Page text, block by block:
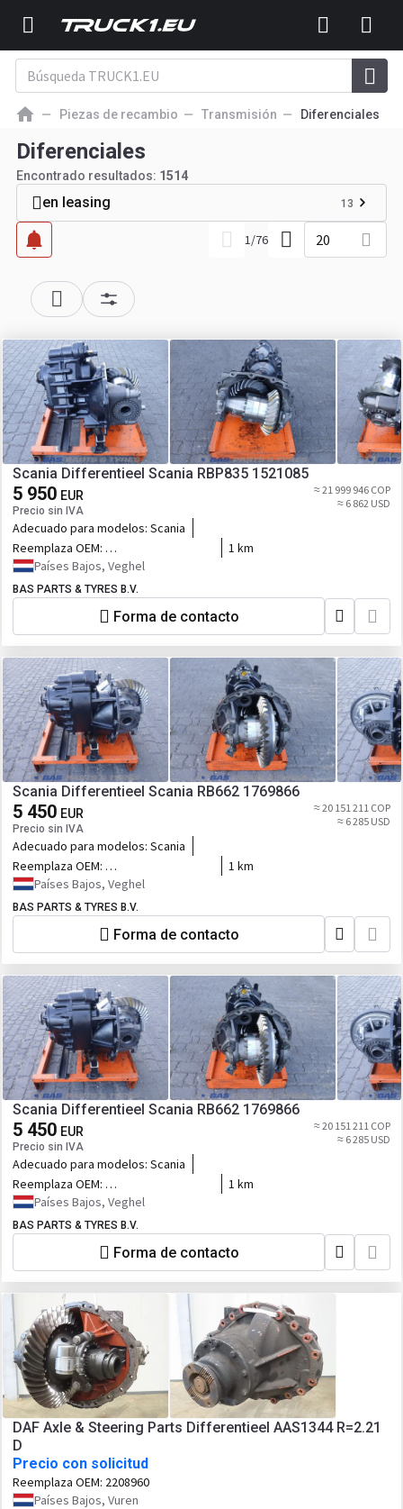
Piezas de recambio Transmisión Diferenciales
Diferenciales
Encontrado resultados: 1514
en leasing 13
1/76 20
Scania Differentieel Scania RBP835 1521085
5 950 EUR
Precio sin IVA
≈ 21 999 946 COP
≈ 6 862 USD
Adecuado para modelos: Scania
Reemplaza OEM:
1521085,574577,1414563,1521077,1940704,1531355,2591632
1 km
Países Bajos, Veghel
BAS PARTS & TYRES B.V.
Forma de contacto
Scania Differentieel Scania RB662 1769866
5 450 EUR
Precio sin IVA
≈ 20 151 211 COP
≈ 6 285 USD
Adecuado para modelos: Scania
Reemplaza OEM:
1769866,574531,574530,574624/30/31/32
1 km
Países Bajos, Veghel
BAS PARTS & TYRES B.V.
Forma de contacto
Scania Differentieel Scania RB662 1769866
5 450 EUR
Precio sin IVA
≈ 20 151 211 COP
≈ 6 285 USD
Adecuado para modelos: Scania
Reemplaza OEM:
1769866,574531,574530,574624/30/31/32
1 km
Países Bajos, Veghel
BAS PARTS & TYRES B.V.
Forma de contacto
DAF Axle & Steering Parts Differentieel AAS1344 R=2.21
D
Precio con solicitud
Reemplaza OEM: 2208960
Países Bajos, Vuren